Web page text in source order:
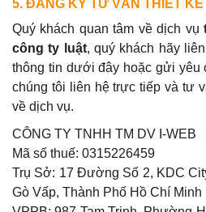
5. ĐĂNG KÝ TƯ VẤN THIẾT
Quý khách quan tâm về dịch vụ
công ty luật, quý khách hãy
thông tin dưới đây hoặc gửi yêu
chúng tôi liên hệ trực tiếp và tư
về dịch vụ.
CÔNG TY TNHH TM DV I-WEB
Mã số thuế: 0315226459
Trụ Sở: 17 Đường Số 2, KDC
Gò Vấp, Thành Phố Hồ Chí Minh